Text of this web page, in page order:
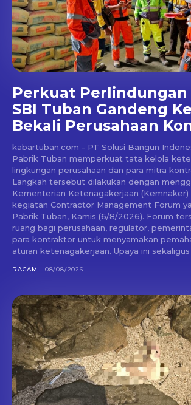
Perkuat Perlindungan
SBI Tuban Gandeng
Bekali Perusahaan
kabartuban.com - PT Solusi Bangun
Pabrik Tuban memperkuat tata kelola
lingkungan perusahaan dan para mitra
Langkah tersebut dilakukan dengan
Kementerian Ketenagakerjaan (Kemnaker)
kegiatan Contractor Management Forum
Pabrik Tuban, Kamis (6/8/2026). Forum tersebut menjadi
ruang bagi perusahaan, regulator,
para kontraktor untuk menyamakan
aturan ketenagakerjaan. Upaya ini
RAGAM 08/08/2026